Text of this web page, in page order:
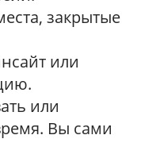
закрытые
или
или
Вы сами